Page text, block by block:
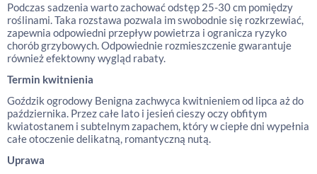
Podczas sadzenia warto zachować odstęp 25-30 cm pomiędzy
roślinami. Taka rozstawa pozwala im swobodnie się rozkrzewiać,
zapewnia odpowiedni przepływ powietrza i ogranicza ryzyko
chorób grzybowych. Odpowiednie rozmieszczenie gwarantuje
również efektowny wygląd rabaty.
Termin kwitnienia
Goździk ogrodowy Benigna zachwyca kwitnieniem od lipca aż do
października. Przez całe lato i jesień cieszy oczy obfitym
kwiatostanem i subtelnym zapachem, który w ciepłe dni wypełnia
całe otoczenie delikatną, romantyczną nutą.
Uprawa